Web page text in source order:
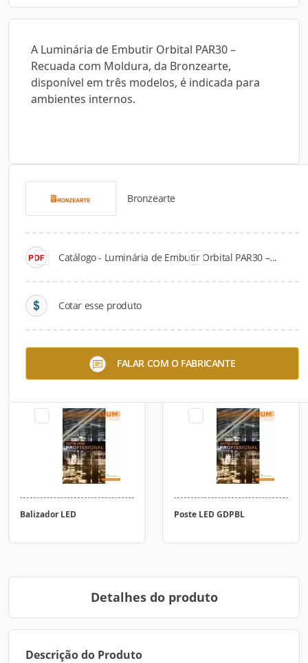
A Luminária de Embutir Orbital PAR30 –
Recuada com Moldura, da Bronzearte,
disponível em três modelos, é indicada para
ambientes internos.
Bronzearte
Catálogo - Luminária de Embutir Orbital PAR30 –...
Cotar esse produto
FALAR COM O FABRICANTE
Catálogos para Download
Balizador LED Poste LED GDPBL
Detalhes do produto
Descrição do Produto